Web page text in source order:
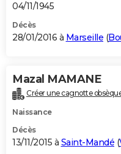
04/11/1945
Décès
28/01/2016 à Marseille (
Mazal MAMANE
Créer une cagnotte
Naissance
Décès
13/11/2015 à Saint-Mandé (